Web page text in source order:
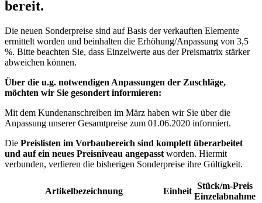
bereit.
Die neuen Sonderpreise sind auf Basis der verkauften Elemente
ermittelt worden und beinhalten die Erhöhung/Anpassung von 3,5
%. Bitte beachten Sie, dass Einzelwerte aus der Preismatrix stärker
abweichen können.
Über die u.g. notwendigen Anpassungen der Zuschläge,
möchten wir Sie gesondert informieren:
Mit dem Kundenanschreiben im März haben wir Sie über die
Anpassung unserer Gesamtpreise zum 01.06.2020 informiert.
Die Preislisten im Vorbaubereich sind komplett überarbeitet
und auf ein neues Preisniveau angepasst worden. Hiermit
verbunden, verlieren die bisherigen Sonderpreise ihre Gültigkeit.
Artikelbezeichnung Einheit
Stück/m-Preis
Einzelabnahme